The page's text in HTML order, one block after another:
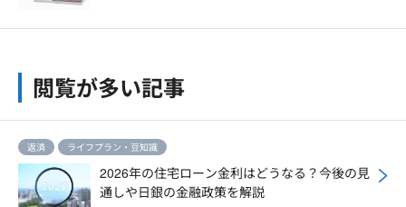
閲覧が多い記事
返済 ライフプラン・豆知識
2026年の住宅ローン金利はどうなる？今後の見
通しや日銀の金融政策を解説